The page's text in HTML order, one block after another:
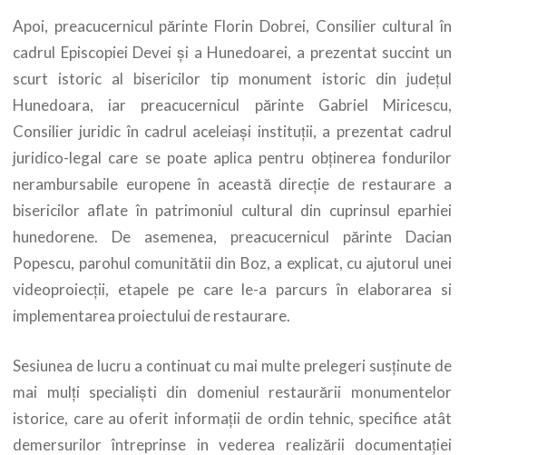
Apoi, preacucernicul părinte Florin Dobrei, Consilier cultural în
cadrul Episcopiei Devei și a Hunedoarei, a prezentat succint un
scurt istoric al bisericilor tip monument istoric din județul
Hunedoara, iar preacucernicul părinte Gabriel Miricescu,
Consilier juridic în cadrul aceleiași instituții, a prezentat cadrul
juridico-legal care se poate aplica pentru obținerea fondurilor
nerambursabile europene în această direcție de restaurare a
bisericilor aflate în patrimoniul cultural din cuprinsul eparhiei
hunedorene. De asemenea, preacucernicul părinte Dacian
Popescu, parohul comunitătii din Boz, a explicat, cu ajutorul unei
videoproiecţii, etapele pe care le-a parcurs în elaborarea si
implementarea proiectului de restaurare.
Sesiunea de lucru a continuat cu mai multe prelegeri susținute de
mai mulți specialiști din domeniul restaurării monumentelor
istorice, care au oferit informații de ordin tehnic, specifice atât
demersurilor întreprinse in vederea realizării documentației